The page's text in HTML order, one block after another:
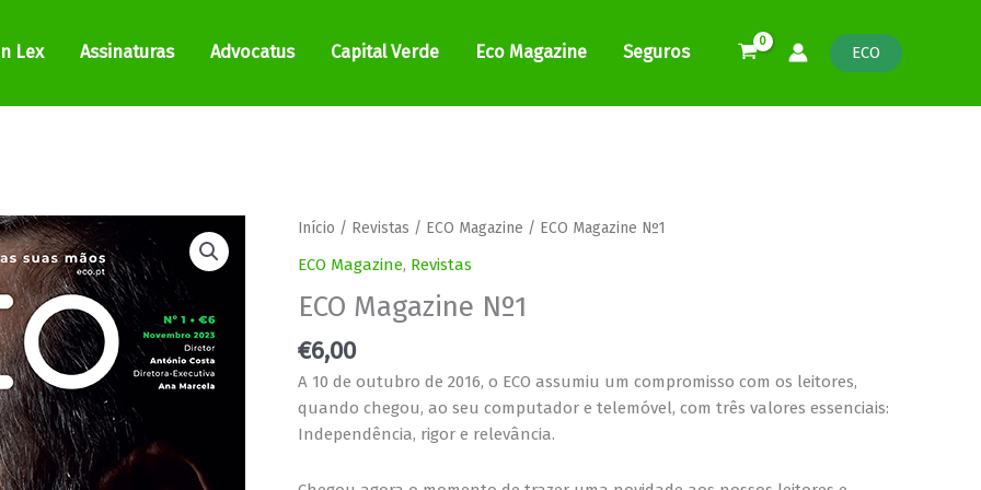
Lex Assinaturas Advocatus Capital Verde Eco Magazine Seguros ECO
Início / Revistas / ECO Magazine / ECO Magazine Nº1
ECO Magazine, Revistas
ECO Magazine Nº1
€6,00
A 10 de outubro de 2016, o ECO assumiu um compromisso com os leitores,
quando chegou, ao seu computador e telemóvel, com três valores essenciais:
Independência, rigor e relevância.